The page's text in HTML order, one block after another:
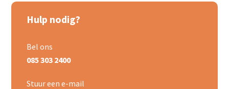
Hulp nodig?
Bel ons
085 303 2400
Stuur een e-mail